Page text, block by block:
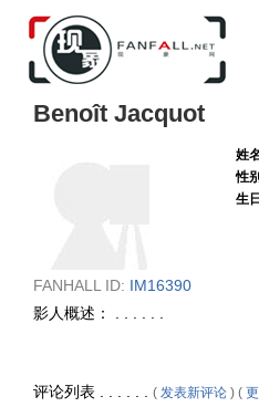
Benoît Jacquot
FANHALL ID: IM16390
姓
性
生
影人概述： . . . . . .
评论列表 . . . . . . ( 发表新评论 ) (